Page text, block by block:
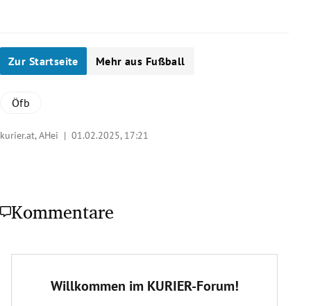
Zur Startseite Mehr aus Fußball
Öfb
kurier.at, AHei | 01.02.2025, 17:21
Kommentare